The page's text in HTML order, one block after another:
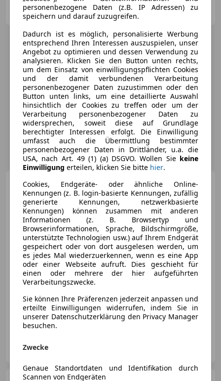
Wagentraum
AT-5162 Obertrum am See
Opel Corsa 1.2 EDITION
€ 11 900
09/2022 28 772 km Benzin
55 kW (75 PS)
Armlehne, Elektrische Heckklappe
AT-1110 Wien
personenbezogene Daten (z.B. IP Adressen) zu
speichern und darauf zuzugreifen.
Dadurch ist es möglich, personalisierte Werbung
entsprechend Ihren Interessen auszuspielen, unser
Angebot zu optimieren und dessen Verwendung zu
analysieren. Klicken Sie den Button unten rechts,
um dem Einsatz von einwilligungspflichten Cookies
und der damit verbundenen Verarbeitung
personenbezogener Daten zuzustimmen oder den
Button unten links, um eine detaillierte Auswahl
hinsichtlich der Cookies zu treffen oder um der
Verarbeitung personenbezogener Daten zu
widersprechen, soweit diese auf Grundlage
berechtigter Interessen erfolgt. Die Einwilligung
umfasst auch die Übermittlung bestimmter
personenbezogener Daten in Drittländer, u.a. die
USA, nach Art. 49 (1) (a) DSGVO. Wollen Sie keine
Einwilligung erteilen, klicken Sie bitte hier.
Cookies, Endgeräte- oder ähnliche Online-
Kennungen (z. B. login-basierte Kennungen, zufällig
generierte Kennungen, netzwerkbasierte
Kennungen) können zusammen mit anderen
Informationen (z. B. Browsertyp und
Browserinformationen, Sprache, Bildschirmgröße,
unterstützte Technologien usw.) auf Ihrem Endgerät
gespeichert oder von dort ausgelesen werden, um
es jedes Mal wiederzuerkennen, wenn es eine App
oder einer Webseite aufruft. Dies geschieht für
einen oder mehrere der hier aufgeführten
Verarbeitungszwecke.
Sie können Ihre Präferenzen jederzeit anpassen und
erteilte Einwilligungen widerrufen, indem Sie in
unserer Datenschutzerklärung den Privacy Manager
besuchen.
Zwecke
Genaue Standortdaten und Identifikation durch
Scannen von Endgeräten